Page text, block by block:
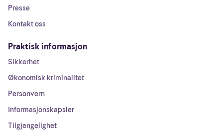
Presse
Kontakt oss
Praktisk informasjon
Sikkerhet
Økonomisk kriminalitet
Personvern
Informasjonskapsler
Tilgjengelighet